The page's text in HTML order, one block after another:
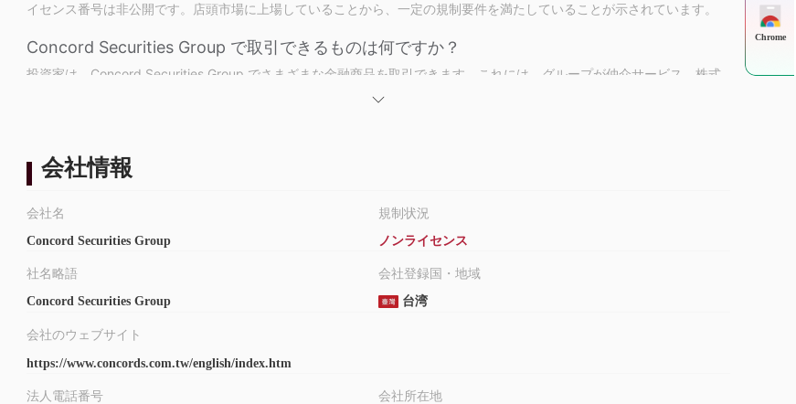
イセンス番号は非公開です。店頭市場に上場していることから、一定の規制要件を満たしていることが示されています。
Concord Securities Group で取引できるものは何ですか？
投資家は、Concord Securities Group でさまざまな金融商品を取引できます。これには、グループが仲介サービス、株式
金融取引、外国株取引サービスを提供している株式が含まれます。さらに、先物取引、債券、固定収益商品もあります。
会社情報
会社名
Concord Securities Group
社名略語
Concord Securities Group
規制状況
ノンライセンス
会社登録国・地域
台湾
会社のウェブサイト
https://www.concords.com.tw/english/index.htm
法人電話番号 会社所在地
Chrome